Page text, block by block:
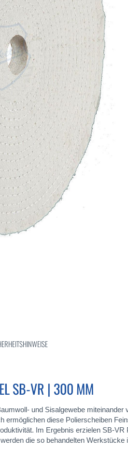
SB-VR | 300 MM
und Sisalgewebe
ermöglichen diese Polierscheiben
Im Ergebnis erzielen SB-
die so behandelten